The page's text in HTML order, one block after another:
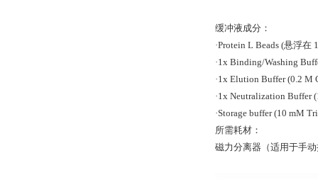
缓冲液成分：
·Protein L Beads (悬浮在
·1x Binding/Washing
·1x Elution Buffer (0.2 M
·1x Neutralization Buffer
·Storage buffer (10 mM
所需耗材：
磁力分离器（适用于手